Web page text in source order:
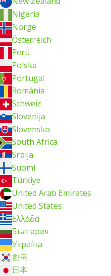
Nigeria
Norge
Österreich
Perú
Polska
Portugal
România
Schweiz
Slovenija
Slovensko
South Africa
Srbija
Suomi
Türkiye
United Arab Emirates
United States
Ελλάδα
България
Україна
한국
日本